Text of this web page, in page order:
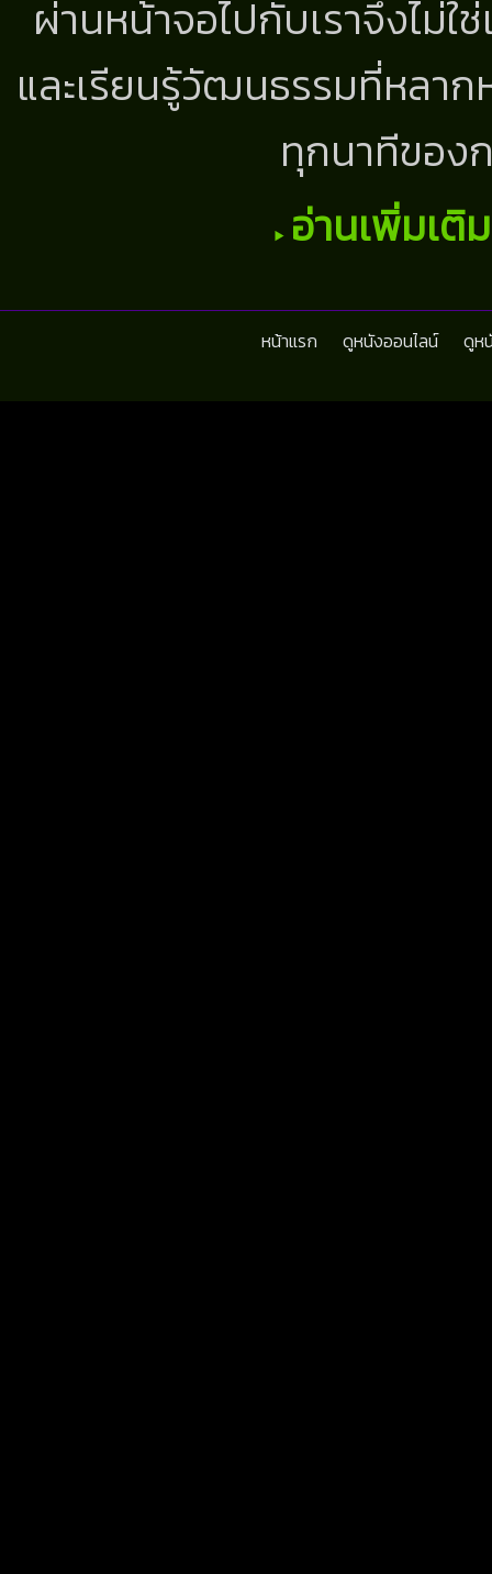
ผ่านหน้าจอไปกับเราจึงไม่
และเรียนรู้วัฒนธรรมที่หลา
ทุกนาทีขอ
อ่านเพิ่มเติ
หน้าแรก ดูหนังออนไลน์ ดูห